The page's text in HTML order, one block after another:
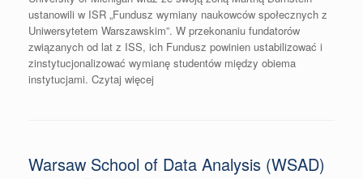
ustanowili w ISR „Fundusz wymiany naukowców społecznych z
Uniwersytetem Warszawskim”. W przekonaniu fundatorów
związanych od lat z ISS, ich Fundusz powinien ustabilizować i
zinstytucjonalizować wymianę studentów między obiema
instytucjami. Czytaj więcej
Warsaw School of Data Analysis (WSAD)